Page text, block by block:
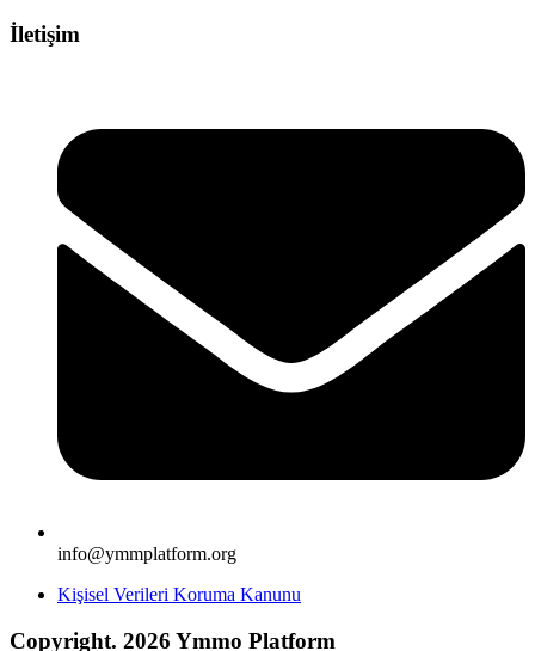
İletişim
info@ymmplatform.org
Kişisel Verileri Koruma Kanunu
Copyright. 2026 Ymmo Platform